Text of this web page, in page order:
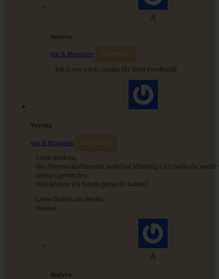
Klassischer Apple-Crumble mit Cantuccini-Streuseln und
Mascarponecreme
ZUM BEITRAG
Cremiges Lemon Posset - die einfachste Zitronencreme in
A
Andrea
vor 6 Monaten Antworten
Ich freue mich, danke für Dein Feedback!
Verena
vor 8 Monaten Antworten
Liebe Andrea,
der Marmorkuchen mit Apfel ist klitschig ( ich hoffe du weißt
meine) geworden.
Was könnte ich falsch gemacht haben?
Liebe Grüße aus Berlin
Verena
A
Andrea